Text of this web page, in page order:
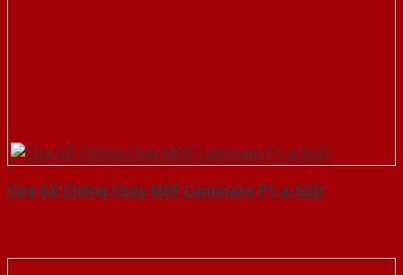
Cửa Gỗ Chống Cháy MDF Laminate P1-a-SGD